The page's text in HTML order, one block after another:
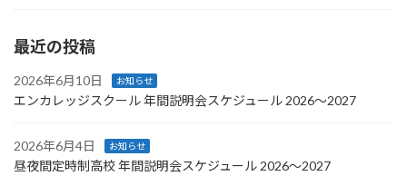
最近の投稿
2026年6月10日 お知らせ
エンカレッジスクール 年間説明会スケジュール 2026〜2027
2026年6月4日 お知らせ
昼夜間定時制高校 年間説明会スケジュール 2026〜2027